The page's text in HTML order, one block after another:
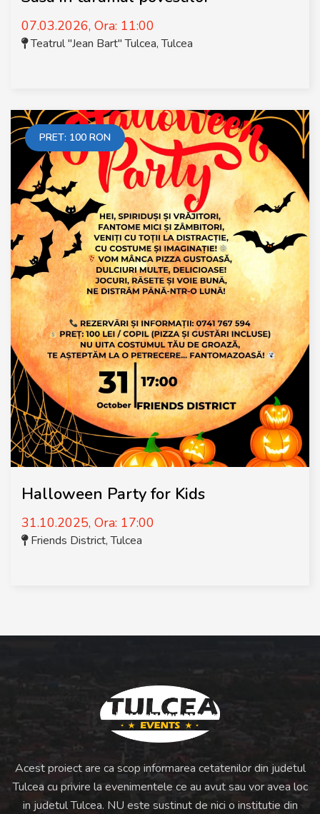
07.03.2026, Ora: 11:00
Teatrul "Jean Bart" Tulcea,Tulcea
PRET: 100 RON
Halloween Party for Kids
31.10.2025, Ora: 17:00
Friends District,Tulcea
Acest proiect are ca scop informarea cetatenilor din judetul
Tulcea cu privire la evenimentele ce au avut sau vor avea loc
in judetul Tulcea. NU este sustinut de nici o institutie din